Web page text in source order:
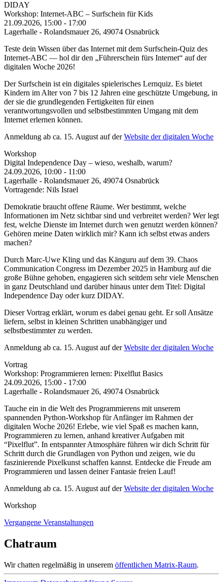
DIDAY
Workshop: Internet-ABC – Surfschein für Kids
21.09.2026, 15:00 - 17:00
Lagerhalle - Rolandsmauer 26, 49074 Osnabrück
Teste dein Wissen über das Internet mit dem Surfschein-Quiz des
Internet-ABC — hol dir den „Führerschein fürs Internet“ auf der
digitalen Woche 2026!
Der Surfschein ist ein digitales spielerisches Lernquiz. Es bietet
Kindern im Alter von 7 bis 12 Jahren eine geschützte Umgebung, in
der sie die grundlegenden Fertigkeiten für einen
verantwortungsvollen und selbstbestimmten Umgang mit dem
Internet erlernen können.
Anmeldung ab ca. 15. August auf derWebsite der digitalen Woche
Workshop
Digital Independence Day – wieso, weshalb, warum?
24.09.2026, 10:00 - 11:00
Lagerhalle - Rolandsmauer 26, 49074 Osnabrück
Vortragende: Nils Israel
Demokratie braucht offene Räume. Wer bestimmt, welche
Informationen im Netz sichtbar sind und verbreitet werden? Wer legt
fest, welche Dienste im Internet durch wen genutzt werden können?
Gehören meine Daten wirklich mir? Kann ich selbst etwas anders
machen?
Durch Marc-Uwe Kling und das Känguru auf dem 39. Chaos
Communication Congress im Dezember 2025 in Hamburg auf die
große Bühne gehoben, engagieren sich seitdem sehr viele Menschen
in ganz Deutschland und darüber hinaus unter dem Titel: Digital
Independence Day oder kurz DIDAY.
Dieser Vortrag erklärt, worum es dabei genau geht. Er soll Ansätze
liefern, selbst in kleinen Schritten unabhängiger und
selbstbestimmter zu werden.
Anmeldung ab ca. 15. August auf derWebsite der digitalen Woche
Vortrag
Workshop: Programmieren lernen: Pixelflut Basics
24.09.2026, 15:00 - 17:00
Lagerhalle - Rolandsmauer 26, 49074 Osnabrück
Tauche ein in die Welt des Programmierens mit unserem
spannenden Python-Workshop für Anfänger im Rahmen der
digitalen Woche 2026! Erlebe, wie viel Spaß es machen kann,
Programmieren zu lernen, anhand kreativer Aufgaben mit
“Pixelflut”. In entspannter Atmosphäre führen wir dich Schritt für
Schritt durch die Grundlagen von Python und zeigen, wie du
faszinierende Pixelkunst schaffen kannst. Entdecke die Freude am
Programmieren und lassen deiner Fantasie freien Lauf!
Anmeldung ab ca. 15. August auf derWebsite der digitalen Woche
Workshop
Vergangene Veranstaltungen
Chatraum
Wir chatten regelmäßig in unserem öffentlichen Matrix-Raum.